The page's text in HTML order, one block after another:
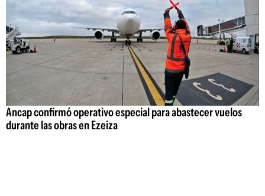
Ancap confirmó operativo especial para abastecer vuelos
durante las obras en Ezeiza